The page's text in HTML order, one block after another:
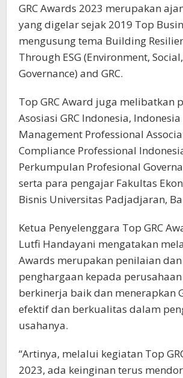
GRC Awards 2023 merupakan
yang digelar sejak 2019 Top
mengusung tema Building
Through ESG (Environment,
Governance) and GRC.
Top GRC Award juga melibatkan
Asosiasi GRC Indonesia, Indonesia
Management Professional
Compliance Professional
Perkumpulan Profesional
serta para pengajar Fakultas
Bisnis Universitas Padjadjaran,
Ketua Penyelenggara Top GRC
Lutfi Handayani mengatakan
Awards merupakan penilaian
penghargaan kepada
berkinerja baik dan menerapkan
efektif dan berkualitas dalam
usahanya.
“Artinya, melalui kegiatan Top
2023, ada keinginan terus